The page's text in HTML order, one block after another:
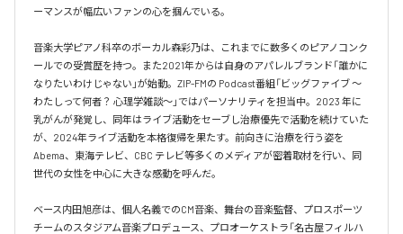
ーマンスが幅広いファンの心を掴んでいる。
音楽大学ピアノ科卒のボーカル森彩乃は、これまでに数多くのピアノコンク
ールでの受賞歴を持つ。また2021年からは自身のアパレルブランド「誰かに
なりたいわけじゃない」が始動。ZIP-FMの Podcast番組「ビッグファイブ 〜
わたしって何者？ 心理学雑談〜」ではパーソナリティを担当中。2023 年に
乳がんが発覚し、同年はライブ活動をセーブし治療優先で活動を続けていた
が、2024年ライブ活動を本格復帰を果たす。前向きに治療を行う姿を
Abema、東海テレビ、CBC テレビ等多くのメディアが密着取材を行い、同
世代の女性を中心に大きな感動を呼んだ。
ベース内田旭彦は、個人名義でのCM音楽、舞台の音楽監督、プロスポーツ
チームのスタジアム音楽プロデュース、プロオーケストラ「名古屋フィルハ